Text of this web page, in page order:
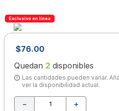
Exclusivo en línea
$76.00
Quedan 2 disponibles
Las cantidades pueden variar.
ver la disponibilidad actual.
＋
－
7.
escolar
10
escritorio